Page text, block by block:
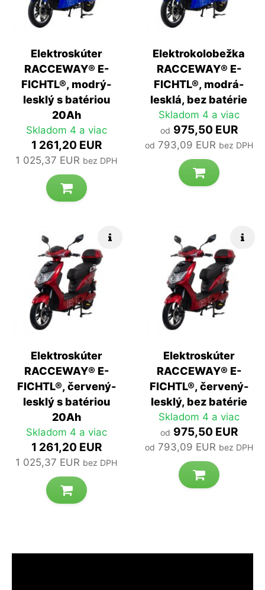
Elektroskúter
RACCEWAY® E-
FICHTL®, modrý-
lesklý s batériou
20Ah
Skladom 4 a viac
1 261,20 EUR
1 025,37 EUR bez DPH
Elektrokolobežka
RACCEWAY® E-
FICHTL®, modrá-
lesklá, bez batérie
Skladom 4 a viac
od 975,50 EUR
od 793,09 EUR bez DPH
Elektroskúter
RACCEWAY® E-
FICHTL®, červený-
lesklý s batériou
20Ah
Skladom 4 a viac
1 261,20 EUR
1 025,37 EUR bez DPH
Elektroskúter
RACCEWAY® E-
FICHTL®, červený-
lesklý, bez batérie
Skladom 4 a viac
od 975,50 EUR
od 793,09 EUR bez DPH